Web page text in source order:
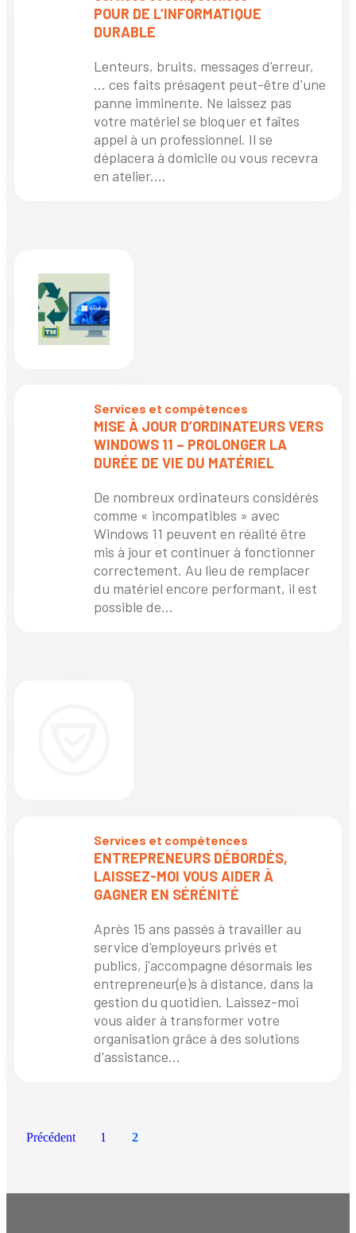
POUR DE L’INFORMATIQUE
DURABLE
Lenteurs, bruits, messages d'erreur,
… ces faits présagent peut-être d'une
panne imminente. Ne laissez pas
votre matériel se bloquer et faîtes
appel à un professionnel. Il se
déplacera à domicile ou vous recevra
en atelier....
Services et compétences
MISE À JOUR D’ORDINATEURS VERS
WINDOWS 11 – PROLONGER LA
DURÉE DE VIE DU MATÉRIEL
De nombreux ordinateurs considérés
comme « incompatibles » avec
Windows 11 peuvent en réalité être
mis à jour et continuer à fonctionner
correctement. Au lieu de remplacer
du matériel encore performant, il est
possible de...
Services et compétences
ENTREPRENEURS DÉBORDÉS,
LAISSEZ-MOI VOUS AIDER À
GAGNER EN SÉRÉNITÉ
Après 15 ans passés à travailler au
service d'employeurs privés et
publics, j'accompagne désormais les
entrepreneur(e)s à distance, dans la
gestion du quotidien. Laissez-moi
vous aider à transformer votre
organisation grâce à des solutions
d'assistance...
Précédent 1 2